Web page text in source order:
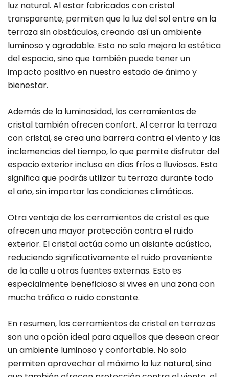
luz natural. Al estar fabricados con cristal
transparente, permiten que la luz del sol entre en la
terraza sin obstáculos, creando así un ambiente
luminoso y agradable. Esto no solo mejora la estética
del espacio, sino que también puede tener un
impacto positivo en nuestro estado de ánimo y
bienestar.
Además de la luminosidad, los cerramientos de
cristal también ofrecen confort. Al cerrar la terraza
con cristal, se crea una barrera contra el viento y las
inclemencias del tiempo, lo que permite disfrutar del
espacio exterior incluso en días fríos o lluviosos. Esto
significa que podrás utilizar tu terraza durante todo
el año, sin importar las condiciones climáticas.
Otra ventaja de los cerramientos de cristal es que
ofrecen una mayor protección contra el ruido
exterior. El cristal actúa como un aislante acústico,
reduciendo significativamente el ruido proveniente
de la calle u otras fuentes externas. Esto es
especialmente beneficioso si vives en una zona con
mucho tráfico o ruido constante.
En resumen, los cerramientos de cristal en terrazas
son una opción ideal para aquellos que desean crear
un ambiente luminoso y confortable. No solo
permiten aprovechar al máximo la luz natural, sino